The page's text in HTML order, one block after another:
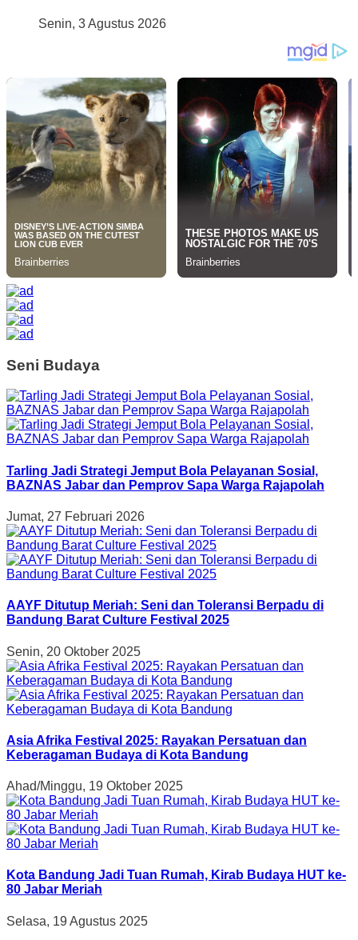
Senin, 3 Agustus 2026
Seni Budaya
Tarling Jadi Strategi Jemput Bola Pelayanan Sosial,
BAZNAS Jabar dan Pemprov Sapa Warga Rajapolah
Jumat, 27 Februari 2026
AAYF Ditutup Meriah: Seni dan Toleransi Berpadu di
Bandung Barat Culture Festival 2025
Senin, 20 Oktober 2025
Asia Afrika Festival 2025: Rayakan Persatuan dan
Keberagaman Budaya di Kota Bandung
Ahad/Minggu, 19 Oktober 2025
Kota Bandung Jadi Tuan Rumah, Kirab Budaya HUT ke-
80 Jabar Meriah
Selasa, 19 Agustus 2025